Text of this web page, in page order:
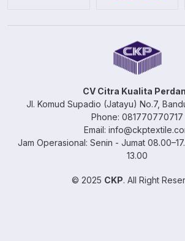
CV Citra Kualita
Jl. Komud Supadio (Jatayu) No.7,
Phone: 081770770717
Email:
Jam Operasional: Senin - Jumat
13.00
© 2025 CKP. All Right